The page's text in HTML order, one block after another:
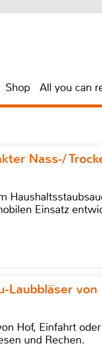
Shop All you can
Nass-/
Einsatz
Laubbläser
Hof, Einfahrt
und Rechen.